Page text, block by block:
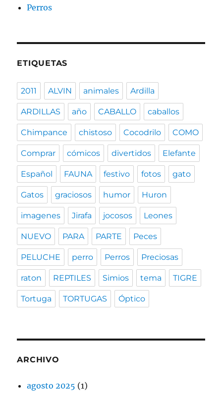
Perros
ETIQUETAS
2011 ALVIN animales Ardilla
ARDILLAS año CABALLO caballos
Chimpance chistoso Cocodrilo COMO
Comprar cómicos divertidos Elefante
Español FAUNA festivo fotos gato
Gatos graciosos humor Huron
imagenes Jirafa jocosos Leones
NUEVO PARA PARTE Peces
PELUCHE perro Perros Preciosas
raton REPTILES Simios tema TIGRE
Tortuga TORTUGAS Óptico
ARCHIVO
agosto 2025 (1)